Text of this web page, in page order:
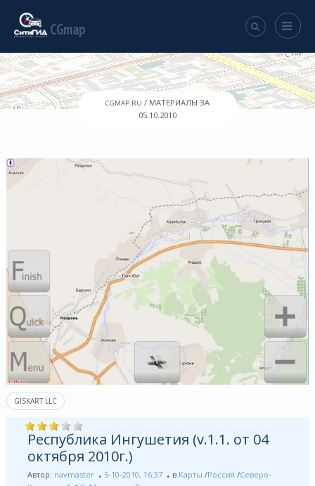
CGmap
CGMAP.RU / МАТЕРИАЛЫ ЗА
05.10.2010
GISKART LLC
Республика Ингушетия (v.1.1. от 04
октября 2010г.)
Автор: navmaster 5-10-2010, 16:37 в Карты /Россия /Северо-